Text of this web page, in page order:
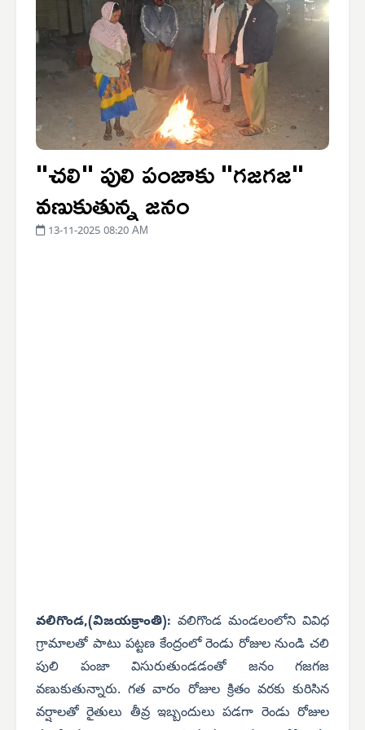
"చలి" పులి పంజాకు "గజగజ"
వణుకుతున్న జనం
13-11-2025 08:20 AM
వలిగొండ,(విజయక్రాంతి): వలిగొండ మండలంలోని వివిధ
గ్రామాలతో పాటు పట్టణ కేంద్రంలో రెండు రోజుల నుండి చలి
పులి పంజా విసురుతుండడంతో జనం గజగజ
వణుకుతున్నారు. గత వారం రోజుల క్రితం వరకు కురిసిన
వర్షాలతో రైతులు తీవ్ర ఇబ్బందులు పడగా రెండు రోజుల